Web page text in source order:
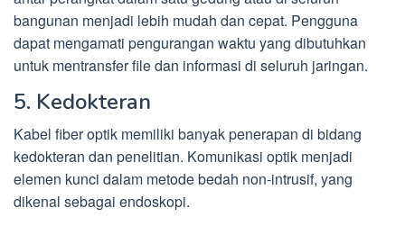
bangunan menjadi lebih mudah dan cepat. Pengguna
dapat mengamati pengurangan waktu yang dibutuhkan
untuk mentransfer file dan informasi di seluruh jaringan.
5. Kedokteran
Kabel fiber optik memiliki banyak penerapan di bidang
kedokteran dan penelitian. Komunikasi optik menjadi
elemen kunci dalam metode bedah non-intrusif, yang
dikenal sebagai endoskopi.